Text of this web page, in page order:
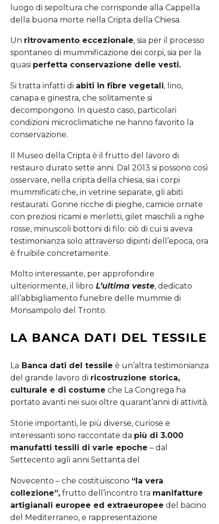
luogo di sepoltura che corrisponde alla Cappella
della buona morte nella Cripta della Chiesa.
Un ritrovamento eccezionale, sia per il processo
spontaneo di mummificazione dei corpi, sia per la
quasi perfetta conservazione delle vesti.
Si tratta infatti di abiti in fibre vegetali, lino,
canapa e ginestra, che solitamente si
decompongono. In questo caso, particolari
condizioni microclimatiche ne hanno favorito la
conservazione.
Il Museo della Cripta è il frutto del lavoro di
restauro durato sette anni. Dal 2013 si possono così
osservare, nella cripta della chiesa, sia i corpi
mummificati che, in vetrine separate, gli abiti
restaurati. Gonne ricche di pieghe, camicie ornate
con preziosi ricami e merletti, gilet maschili a righe
rosse, minuscoli bottoni di filo: ciò di cui si aveva
testimonianza solo attraverso dipinti dell’epoca, ora
è fruibile concretamente.
Molto interessante, per approfondire
ulteriormente, il libro L’ultima veste, dedicato
all’abbigliamento funebre delle mummie di
Monsampolo del Tronto.
LA BANCA DATI DEL TESSILE
La Banca dati del tessile è un’altra testimonianza
del grande lavoro di ricostruzione storica,
culturale e di costume che La Congrega ha
portato avanti nei suoi oltre quarant’anni di attività.
Storie importanti, le più diverse, curiose e
interessanti sono raccontate da più di 3.000
manufatti tessili di varie epoche – dal
Settecento agli anni Settanta del
Novecento – che costituiscono “la vera
collezione”, frutto dell’incontro tra manifatture
artigianali europee ed extraeuropee del bacino
del Mediterraneo, e rappresentazione